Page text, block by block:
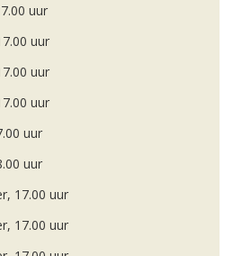
uur
uur
uur
uur
uur
uur
17.00 uur
17.00 uur